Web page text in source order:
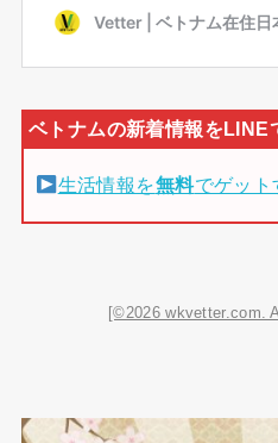
生活情報を無料でゲット
[©2026 wkvetter.com.